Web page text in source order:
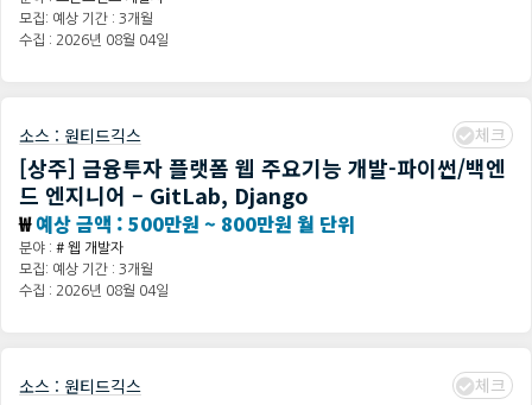
모집: 예상 기간 : 3개월
수집 : 2026년 08월 04일
소스 : 원티드긱스 체크
[상주] 금융투자 플랫폼 웹 주요기능 개발-파이썬/백엔
드 엔지니어 – GitLab, Django
₩예상 금액 : 500만원 ~ 800만원 월 단위
분야 : # 웹 개발자
모집: 예상 기간 : 3개월
수집 : 2026년 08월 04일
소스 : 원티드긱스 체크